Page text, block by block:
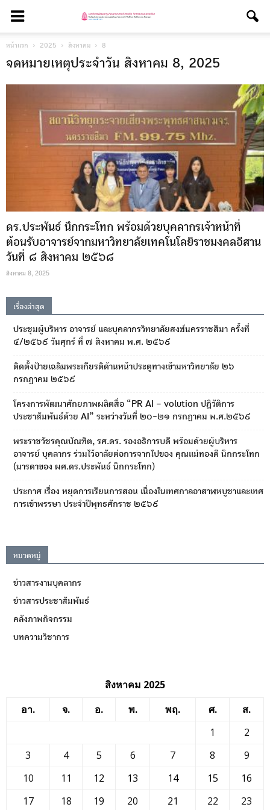
หน้าแรก 2025 สิงหาคม 8
จดหมายเหตุประจำวัน สิงหาคม 8, 2025
ดร.ประพันธ์ นึกกระโทก พร้อมด้วยบุคลากรเจ้าหน้าที่
ต้อนรับอาจารย์จากมหาวิทยาลัยเทคโนโลยีราชมงคลอีสาน
วันที่ ๘ สิงหาคม ๒๕๖๘
สิงหาคม 8, 2025
เรื่องล่าสุด
ประชุมผู้บริหาร อาจารย์ และบุคลากรวิทยาลัยสงฆ์นครราชสีมา ครั้งที่
๔/๒๕๖๙ วันศุกร์ ที่ ๗ สิงหาคม พ.ศ. ๒๕๖๙
ติดตั้งป้ายเฉลิมพระเกียรติด้านหน้าประตูทางเข้ามหาวิทยาลัย ๒๖
กรกฎาคม ๒๕๖๙
โครงการพัฒนาศักยภาพผลิตสื่อ “PR AI – volution ปฏิวัติการ
ประชาสัมพันธ์ด้วย AI” ระหว่างวันที่ ๒๐-๒๑ กรกฎาคม พ.ศ.๒๕๖๙
พระราชวัชรคุณบัณฑิต, รศ.ดร. รองอธิการบดี พร้อมด้วยผู้บริหาร
อาจารย์ บุคลากร ร่วมไว้อาลัยต่อการจากไปของ คุณแม่ทองดี นึกกระโทก
(มารดาของ ผศ.ดร.ประพันธ์ นึกกระโทก)
ประกาศ เรื่อง หยุดการเรียนการสอน เนื่องในเทศกาลอาสาฬหบูชาและเทศ
การเข้าพรรษา ประจำปีพุทธศักราช ๒๕๖๙
หมวดหมู่
ข่าวสารงานบุคลากร
ข่าวสารประชาสัมพันธ์
คลังภาพกิจกรรม
บทความวิชาการ
สิงหาคม 2025
อา.
จ. อ. พ. พฤ. ศ.
ส.
1
2
3
4 5 6 7 8
9
10
11 12 13 14 15
16
17
18 19 20 21 22 23